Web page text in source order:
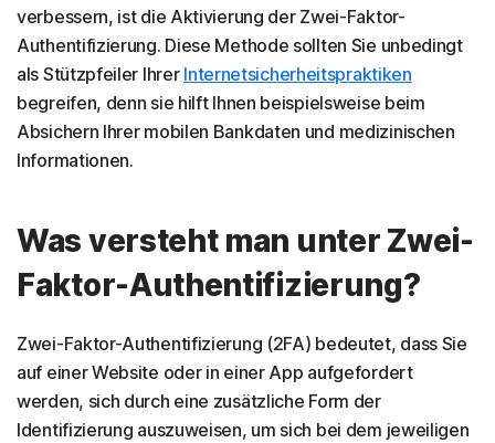
verbessern, ist die Aktivierung der Zwei-Faktor-
Authentifizierung. Diese Methode sollten Sie unbedingt
als Stützpfeiler Ihrer Internetsicherheitspraktiken
begreifen, denn sie hilft Ihnen beispielsweise beim
Absichern Ihrer mobilen Bankdaten und medizinischen
Informationen.
Was versteht man unter Zwei-
Faktor-Authentifizierung?
Zwei-Faktor-Authentifizierung (2FA) bedeutet, dass Sie
auf einer Website oder in einer App aufgefordert
werden, sich durch eine zusätzliche Form der
Identifizierung auszuweisen, um sich bei dem jeweiligen